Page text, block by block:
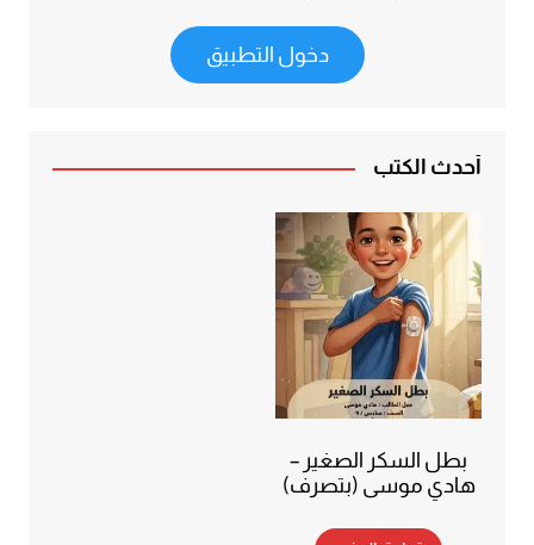
دخول التطبيق
أحدث الكتب
بطل السكر الصغير –
هادي موسى (بتصرف)